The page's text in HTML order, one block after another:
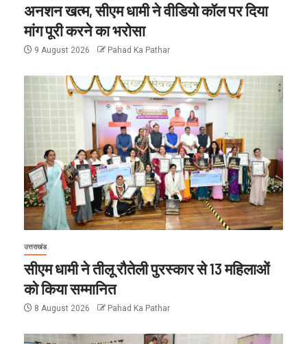
अनशन खत्म, सीएम धामी ने वीडियो कॉल पर दिया
मांग पूरी करने का भरोसा
9 August 2026 Pahad Ka Pathar
उत्तराखंड
सीएम धामी ने तीलू रौतेली पुरस्कार से 13 महिलाओं
को किया सम्मानित
8 August 2026 Pahad Ka Pathar